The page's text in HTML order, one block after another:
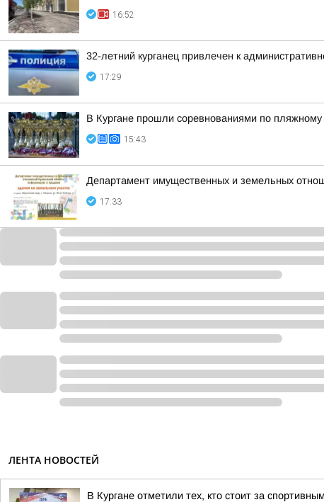
16:52
32-летний курганец привлечен к
17:29
В Кургане прошли соревнованиями по
15:43
Департамент имущественных и земельных
17:33
ЛЕНТА НОВОСТЕЙ
В Кургане отметили тех, кто стоит за